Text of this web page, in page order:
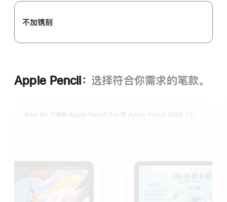
不加镌刻
Apple Pencil： 选择符合你需求的笔款。